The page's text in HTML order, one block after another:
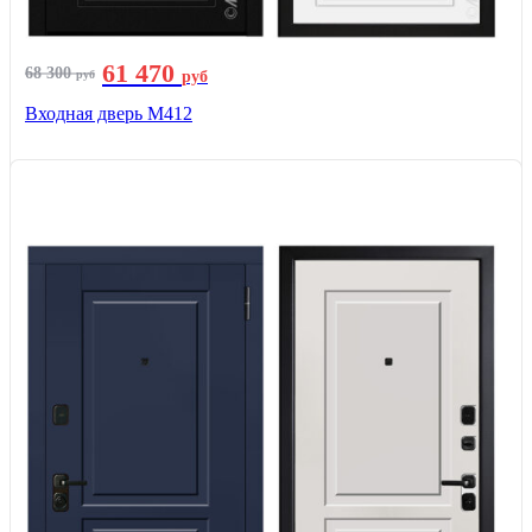
68 300руб 61 470 руб
Входная дверь М412